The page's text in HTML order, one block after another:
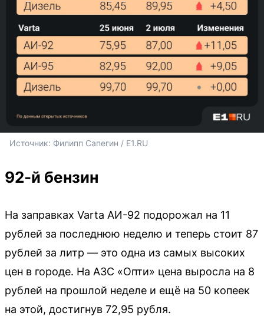
Источник: Филипп Сапегин / E1.RU
92-й бензин
На заправках Varta АИ-92 подорожал на 11
рублей за последнюю неделю и теперь стоит 87
рублей за литр — это одна из самых высоких
цен в городе. На АЗС «Опти» цена выросла на 8
рублей на прошлой неделе и ещё на 50 копеек
на этой, достигнув 72,95 рубля.